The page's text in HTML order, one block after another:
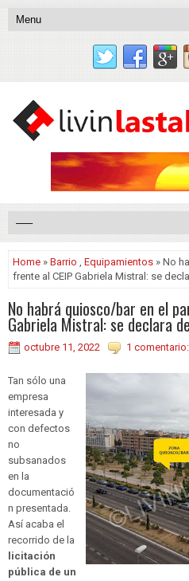
Home » Barrio , Equipamientos » No
frente al CEIP Gabriela Mistral: se
No habrá quiosco/bar en el
Gabriela Mistral: se declara
octubre 11, 2022 1 comentario:
Tan sólo una
empresa
interesada y
con defectos
no
subsanados
en la
documentació
n presentada.
Así acaba el
recorrido de la
licitación
pública de un